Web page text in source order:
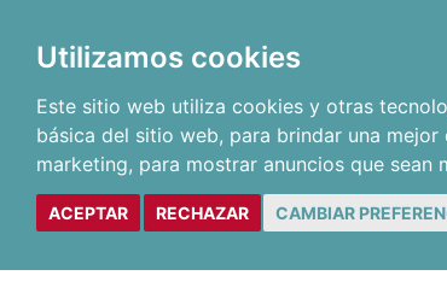
Utilizamos cookies
Este sitio web utiliza cookies y otras
básica del sitio web, para brindar una
marketing, para mostrar anuncios que sean
ACEPTAR RECHAZAR CAMBIAR